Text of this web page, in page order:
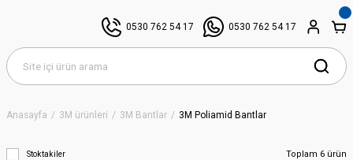
0530 762 54 17 0530 762 54 17
Anasayfa 3M ürünleri 3M Bantlar 3M Poliamid Bantlar
Stoktakiler Toplam 6 ürün